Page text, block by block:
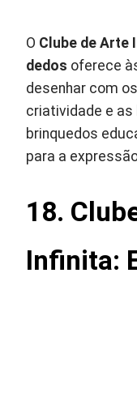
O Clube de Arte
dedos oferece
desenhar com
criatividade e as
brinquedos
para a
18.
Infinita: